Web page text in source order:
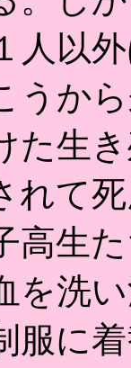
人以
うか
た生
れて
高生
を洗
服に